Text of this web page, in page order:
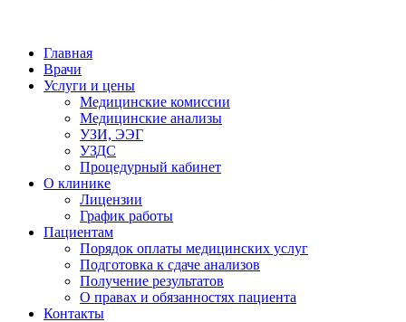
Главная
Врачи
Услуги и цены
Медицинские комиссии
Медицинские анализы
УЗИ, ЭЭГ
УЗДС
Процедурный кабинет
О клинике
Лицензии
График работы
Пациентам
Порядок оплаты медицинских услуг
Подготовка к сдаче анализов
Получение результатов
О правах и обязанностях пациента
Контакты